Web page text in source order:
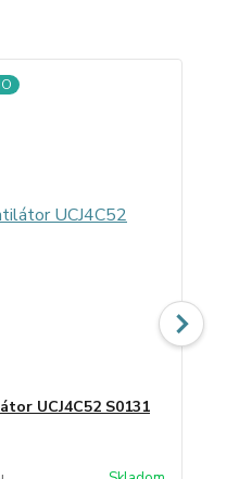
UCJ4C52 S0131